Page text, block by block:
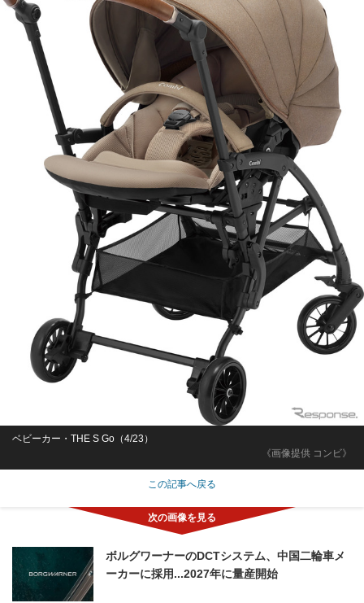
《画像提供 コンビ》
ベビーカー・THE S Go（4/23）
この記事へ戻る
ボルグワーナーのDCTシステム、中国二輪車メ
ーカーに採用...2027年に量産開始